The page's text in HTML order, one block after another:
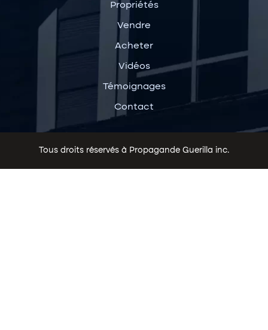
Propriétés
Vendre
Acheter
Vidéos
Témoignages
Contact
Tous droits réservés à Propagande Guerilla inc.